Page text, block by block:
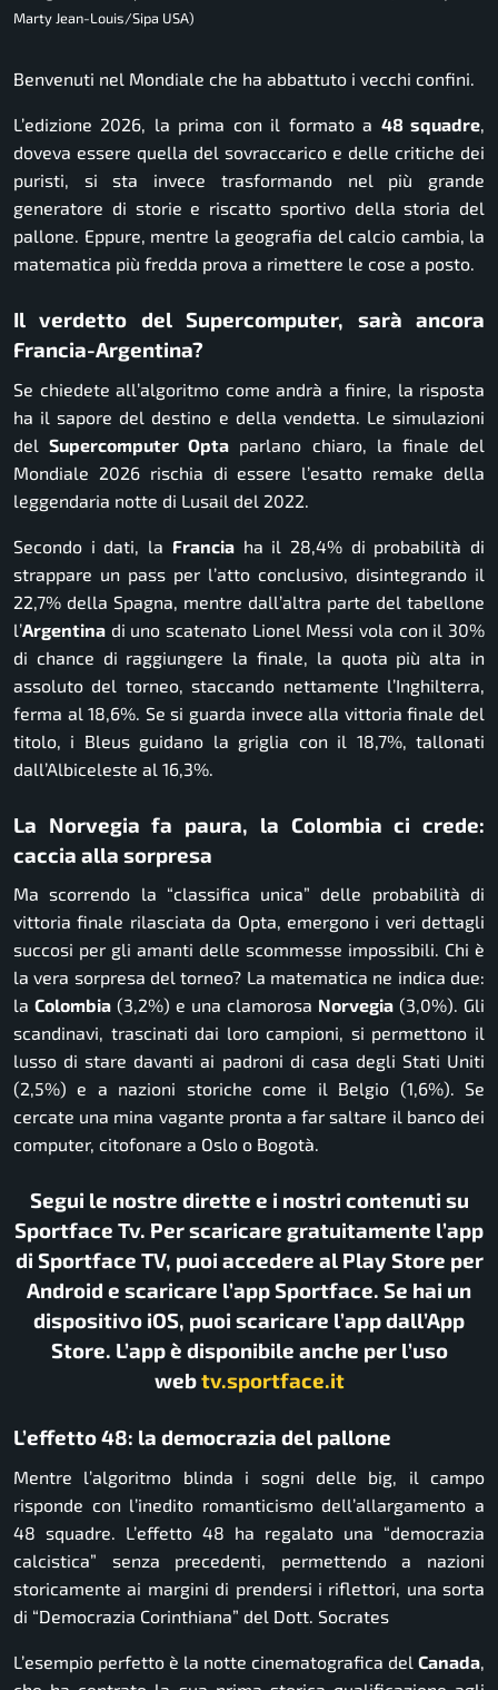
Marty Jean-Louis/Sipa USA)
Benvenuti nel Mondiale che ha abbattuto i vecchi confini.
L’edizione 2026, la prima con il formato a 48 squadre,
doveva essere quella del sovraccarico e delle critiche dei
puristi, si sta invece trasformando nel più grande
generatore di storie e riscatto sportivo della storia del
pallone. Eppure, mentre la geografia del calcio cambia, la
matematica più fredda prova a rimettere le cose a posto.
Il verdetto del Supercomputer, sarà ancora
Francia-Argentina?
Se chiedete all’algoritmo come andrà a finire, la risposta
ha il sapore del destino e della vendetta. Le simulazioni
delSupercomputer Opta parlano chiaro, la finale del
Mondiale 2026 rischia di essere l’esatto remake della
leggendaria notte di Lusail del 2022.
Secondo i dati, la Franciaha il 28,4% di probabilità di
strappare un pass per l’atto conclusivo, disintegrando il
22,7% della Spagna, mentre dall’altra parte del tabellone
l’Argentina di uno scatenato Lionel Messi vola con il 30%
di chance di raggiungere la finale, la quota più alta in
assoluto del torneo, staccando nettamente l’Inghilterra,
ferma al 18,6%. Se si guarda invece alla vittoria finale del
titolo, i Bleusguidano la griglia con il 18,7%, tallonati
dall’Albiceleste al 16,3%.
La Norvegia fa paura, la Colombia ci crede:
caccia alla sorpresa
Ma scorrendo la “classifica unica” delle probabilità di
vittoria finale rilasciata da Opta, emergono i veri dettagli
succosi per gli amanti delle scommesse impossibili. Chi è
la vera sorpresa del torneo? La matematica ne indica due:
la Colombia (3,2%) e una clamorosa Norvegia (3,0%). Gli
scandinavi, trascinati dai loro campioni, si permettono il
lusso di stare davanti ai padroni di casa degli Stati Uniti
(2,5%) e a nazioni storiche come il Belgio (1,6%). Se
cercate una mina vagante pronta a far saltare il banco dei
computer, citofonare a Oslo o Bogotà.
Segui le nostre dirette e i nostri contenuti su
Sportface Tv. Per scaricare gratuitamente l’app
di Sportface TV, puoi accedere al Play Store per
Android e scaricare l’app Sportface. Se hai un
dispositivo iOS, puoi scaricare l’app dall’App
Store. L’app è disponibile anche per l’uso
webtv.sportface.it
L’effetto 48: la democrazia del pallone
Mentre l’algoritmo blinda i sogni delle big, il campo
risponde con l’inedito romanticismo dell’allargamento a
48 squadre. L’effetto 48 ha regalato una “democrazia
calcistica” senza precedenti, permettendo a nazioni
storicamente ai margini di prendersi i riflettori, una sorta
di “Democrazia Corinthiana” del Dott. Socrates
L’esempio perfetto è la notte cinematografica del Canada,